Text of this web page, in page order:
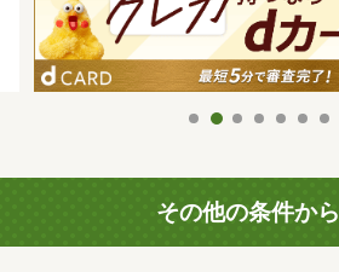
その他の条件か